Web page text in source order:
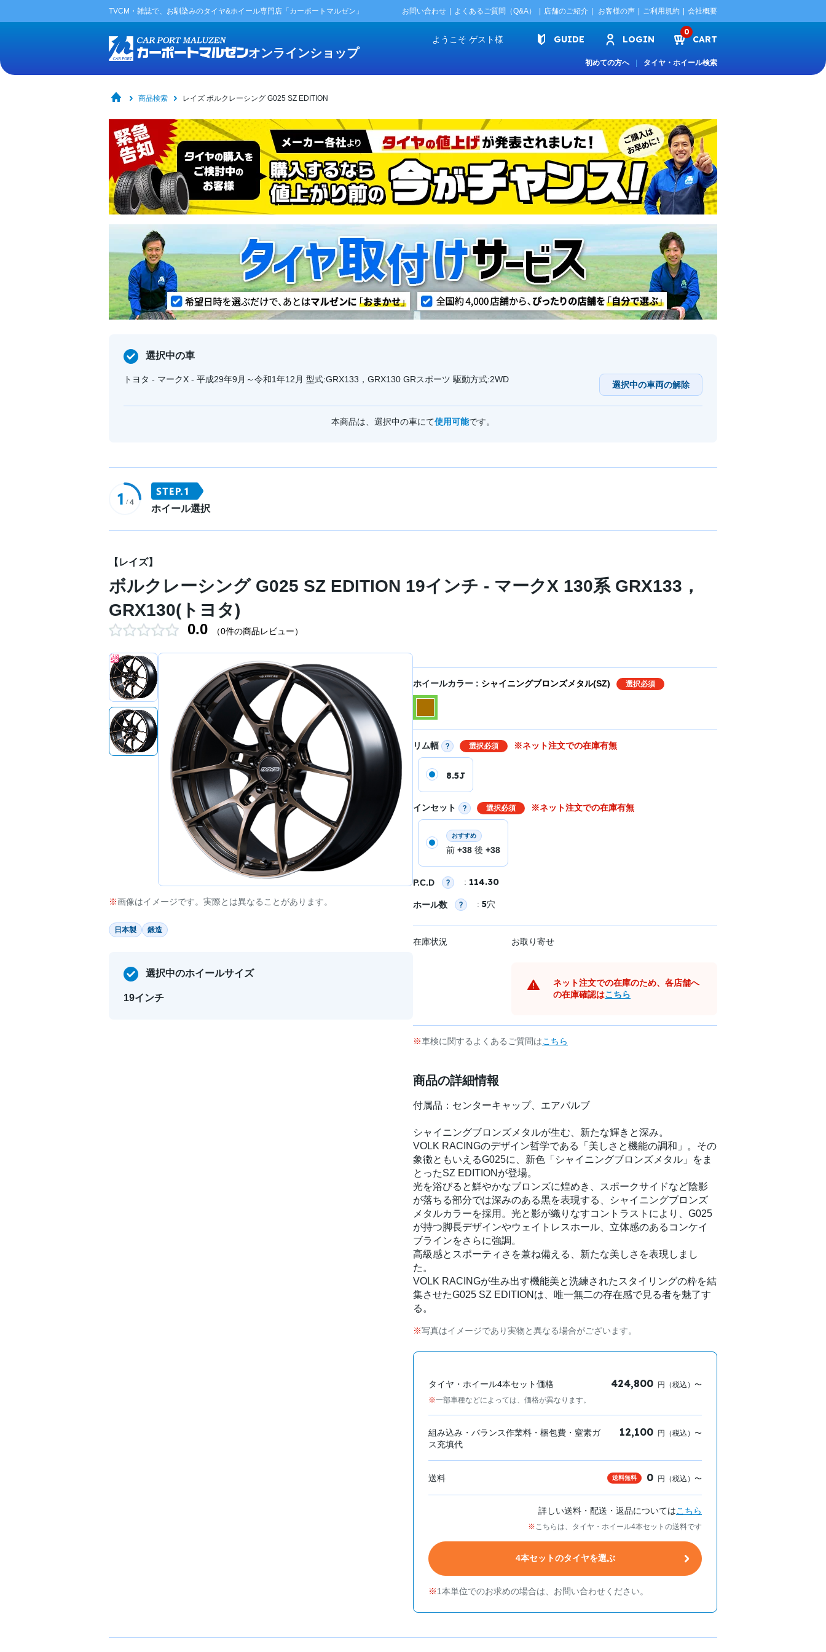
TVCM・雑誌で、お馴染みのタイヤ&ホイール専門店「カーポートマルゼン」 お問い合わせ よくあるご質問（Q&A） 店舗のご紹介 お客様の声 ご利用規約 会社概要
オンラインショップ
ようこそ ゲスト様 GUIDE LOGIN
0
CART
初めての方へ タイヤ・ホイール検索
商品検索 レイズ ボルクレーシング G025 SZ EDITION
選択中の車
トヨタ - マークX - 平成29年9月～令和1年12月 型式:GRX133，GRX130 GRスポーツ 駆動方式:2WD
選択中の車両の解除
本商品は、選択中の車にて使用可能です。
ホイール選択
【レイズ】
ボルクレーシング G025 SZ EDITION 19インチ - マークX 130系 GRX133，
GRX130(トヨタ)
0.0 （0件の商品レビュー）
画像はイメージです。実際とは異なることがあります。
日本製 鍛造
選択中のホイールサイズ
19インチ
ホイールカラー : シャイニングブロンズメタル(SZ) 選択必須
リム幅 選択必須 ※ネット注文での在庫有無
8.5J
インセット 選択必須 ※ネット注文での在庫有無
おすすめ
前 +38 後 +38
P.C.D : 114.30
ホール数 : 5穴
在庫状況 お取り寄せ
ネット注文での在庫のため、各店舗へ
の在庫確認はこちら
車検に関するよくあるご質問はこちら
商品の詳細情報
付属品：センターキャップ、エアバルブ
シャイニングブロンズメタルが生む、新たな輝きと深み。
VOLK RACINGのデザイン哲学である「美しさと機能の調和」。その
象徴ともいえるG025に、新色「シャイニングブロンズメタル」をま
とったSZ EDITIONが登場。
光を浴びると鮮やかなブロンズに煌めき、スポークサイドなど陰影
が落ちる部分では深みのある黒を表現する、シャイニングブロンズ
メタルカラーを採用。光と影が織りなすコントラストにより、G025
が持つ脚長デザインやウェイトレスホール、立体感のあるコンケイ
ブラインをさらに強調。
高級感とスポーティさを兼ね備える、新たな美しさを表現しまし
た。
VOLK RACINGが生み出す機能美と洗練されたスタイリングの粋を結
集させたG025 SZ EDITIONは、唯一無二の存在感で見る者を魅了す
る。
写真はイメージであり実物と異なる場合がございます。
タイヤ・ホイール4本セット価格
一部車種などによっては、価格が異なります。
424,800 円（税込）〜
組み込み・バランス作業料・梱包費・窒素ガ
ス充填代
12,100 円（税込）〜
送料 送料無料 0 円（税込）〜
詳しい送料・配送・返品についてはこちら
こちらは、タイヤ・ホイール4本セットの送料です
4本セットのタイヤを選ぶ
1本単位でのお求めの場合は、お問い合わせください。